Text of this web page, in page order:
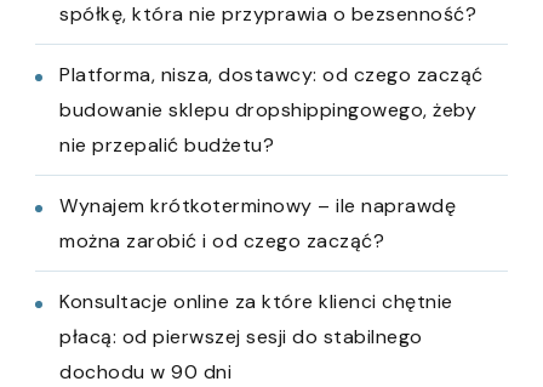
spółkę, która nie przyprawia o bezsenność?
Platforma, nisza, dostawcy: od czego zacząć
budowanie sklepu dropshippingowego, żeby
nie przepalić budżetu?
Wynajem krótkoterminowy – ile naprawdę
można zarobić i od czego zacząć?
Konsultacje online za które klienci chętnie
płacą: od pierwszej sesji do stabilnego
dochodu w 90 dni